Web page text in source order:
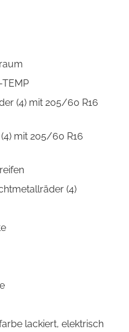
(4) mit 205/60 R16
mit 205/60 R16
(4)
lackiert, elektrisch